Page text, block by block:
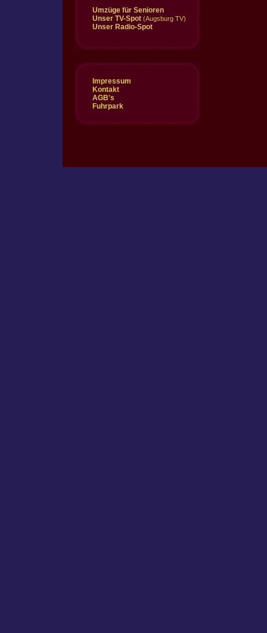
Umzüge für Senioren
Unser TV-Spot (Augsburg TV)
Unser Radio-Spot
Impressum
Kontakt
AGB's
Fuhrpark